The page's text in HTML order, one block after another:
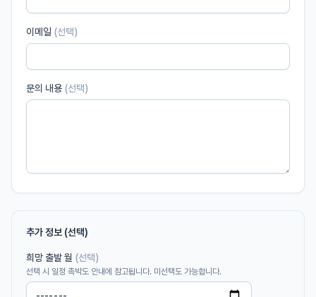
이메일 (선택)
문의 내용 (선택)
추가 정보 (선택)
희망 출발 월 (선택)
선택 시 일정 촉박도 안내에 참고됩니다. 미선택도 가능합니다.